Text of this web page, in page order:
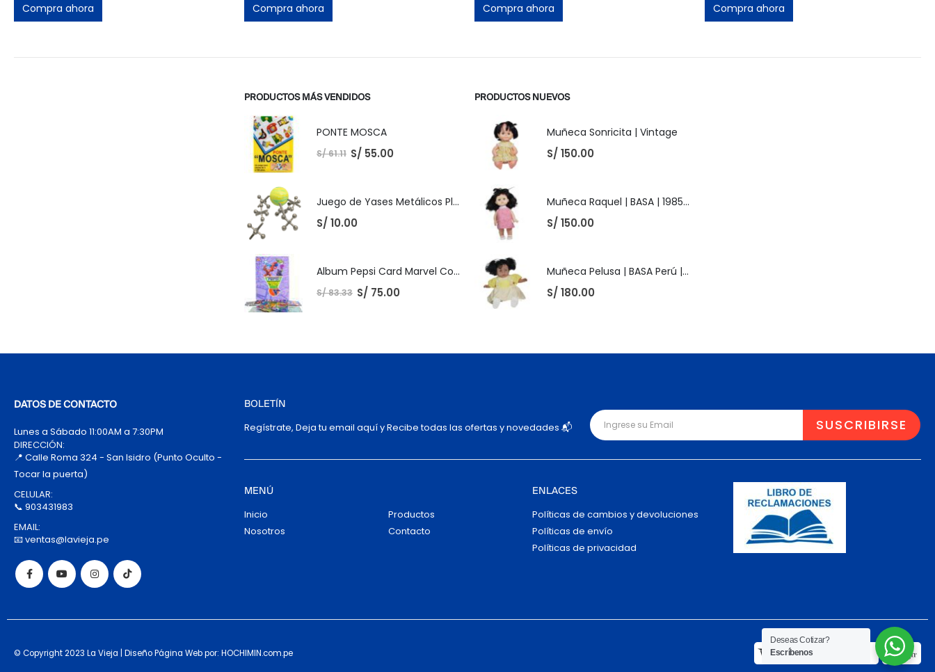
Compra ahora Compra ahora Compra ahora Compra ahora
PRODUCTOS MÁS VENDIDOS
PONTE MOSCA
S/61.11 S/ 55.00
Juego de Yases Metálicos Plomos 6 Unidades + Pelota de Goma (En Bolsita Lista para Regalar)
S/ 10.00
Album Pepsi Card Marvel Completo
S/83.33 S/ 75.00
PRODUCTOS NUEVOS
Muñeca Sonricita | Vintage
S/ 150.00
Muñeca Raquel | BASA | 1985 | Vintage
S/ 150.00
Muñeca Pelusa | BASA Perú | Años 80 | Original
S/ 180.00
DATOS DE CONTACTO
Lunes a Sábado 11:00AM a 7:30PM
DIRECCIÓN:
📍 Calle Roma 324 - San Isidro (Punto Oculto -
Tocar la puerta)
CELULAR:
📞 903431983
EMAIL:
📧 ventas@lavieja.pe
BOLETÍN
Regístrate, Deja tu email aquí y Recibe todas las ofertas y novedades 📬
MENÚ
Inicio
Nosotros
Productos
Contacto
ENLACES
Políticas de cambios y devoluciones
Políticas de envío
Políticas de privacidad
© Copyright 2023 La Vieja | Diseño Página Web por: HOCHIMIN.com.pe
Deseas Cotizar?
Escríbenos